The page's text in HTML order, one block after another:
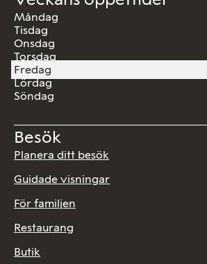
Måndag
Tisdag
Onsdag
Torsdag
Fredag
Lördag
Söndag
Besök
Planera ditt besök
Guidade visningar
För familjen
Restaurang
Butik